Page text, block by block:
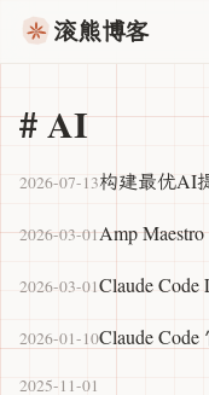
滚熊博客
#AI
2026-07-13构建最优AI
2026-03-01Amp
2026-03-01Claude
2026-01-10Claude
2025-11-01